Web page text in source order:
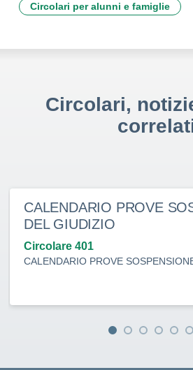
Circolari per alunni e famiglie
Circolari,
CALENDARIO PROVE
DEL GIUDIZIO
Circolare 401
CALENDARIO PROVE